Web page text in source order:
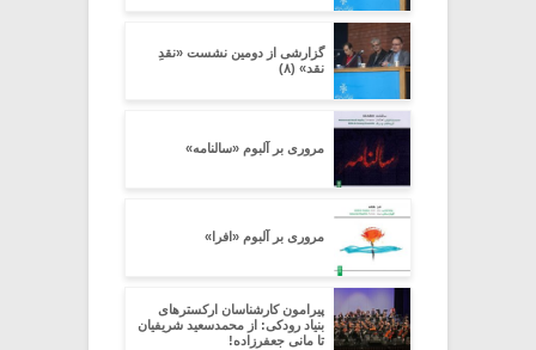
گزارشی از دومین نشست «نقدِ
نقد» (۸)
مروری بر آلبوم «سالنامه»
مروری بر آلبوم «افرا»
پیرامون کارشناسان ارکسترهای
بنیاد رودکی: از محمدسعید شریفیان
تا مانی جعفرزاده!